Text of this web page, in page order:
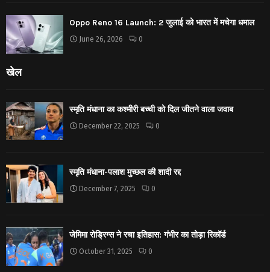
Oppo Reno 16 Launch: 2 जुलाई को भारत में मचेगा धमाल
June 26, 2026 0
खेल
स्मृति मंधाना का कश्मीरी बच्ची को दिल जीतने वाला जवाब
December 22, 2025 0
स्मृति मंधाना-पलाश मुच्छल की शादी रद्द
December 7, 2025 0
जेमिमा रोड्रिग्स ने रचा इतिहास: गंभीर का तोड़ा रिकॉर्ड
October 31, 2025 0